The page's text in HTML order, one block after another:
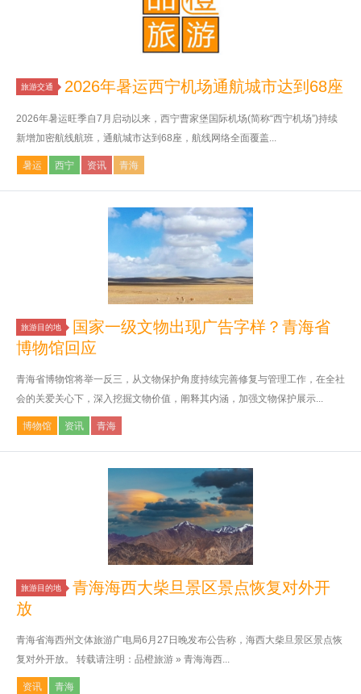
旅游交通 2026年暑运西宁机场通航城市达到68座
2026年暑运旺季自7月启动以来，西宁曹家堡国际机场(简称“西宁机场”)持续
新增加密航线航班，通航城市达到68座，航线网络全面覆盖...
暑运 西宁 资讯 青海
旅游目的地
国家一级文物出现广告字样？青海省
博物馆回应
青海省博物馆将举一反三，从文物保护角度持续完善修复与管理工作，在全社
会的关爱关心下，深入挖掘文物价值，阐释其内涵，加强文物保护展示...
博物馆 资讯 青海
旅游目的地
青海海西大柴旦景区景点恢复对外开
放
青海省海西州文体旅游广电局6月27日晚发布公告称，海西大柴旦景区景点恢
复对外开放。 转载请注明：品橙旅游 » 青海海西...
资讯 青海